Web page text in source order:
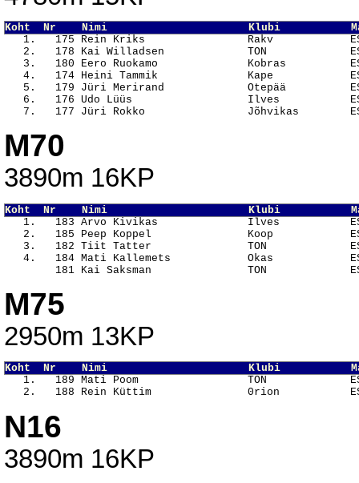
Koht  Nr    Nimi                      Klubi
1.   175 Rein Kriks                Rakv
2.   178 Kai Willadsen             TON
3.   180 Eero Ruokamo              Kobras
4.   174 Heini Tammik              Kape
5.   179 Jüri Merirand             Otepää
6.   176 Udo Lüüs                  Ilves
M70
3890m 16KP
Koht  Nr    Nimi                      Klubi
1.   183 Arvo Kivikas              Ilves
2.   185 Peep Koppel               Koop
3.   182 Tiit Tatter               TON
4.   184 Mati Kallemets            Okas
M75
2950m 13KP
Koht  Nr    Nimi                      Klubi
1.   189 Mati Poom                 TON
N16
3890m 16KP